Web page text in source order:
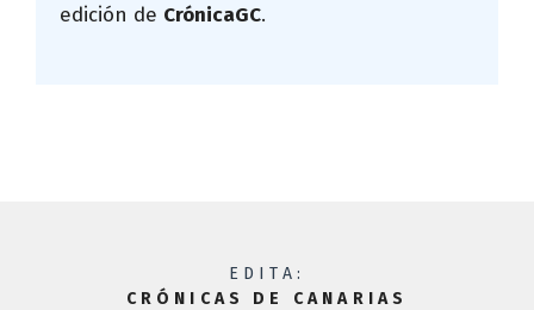
edición de CrónicaGC.
EDITA:
CRÓNICAS DE CANARIAS